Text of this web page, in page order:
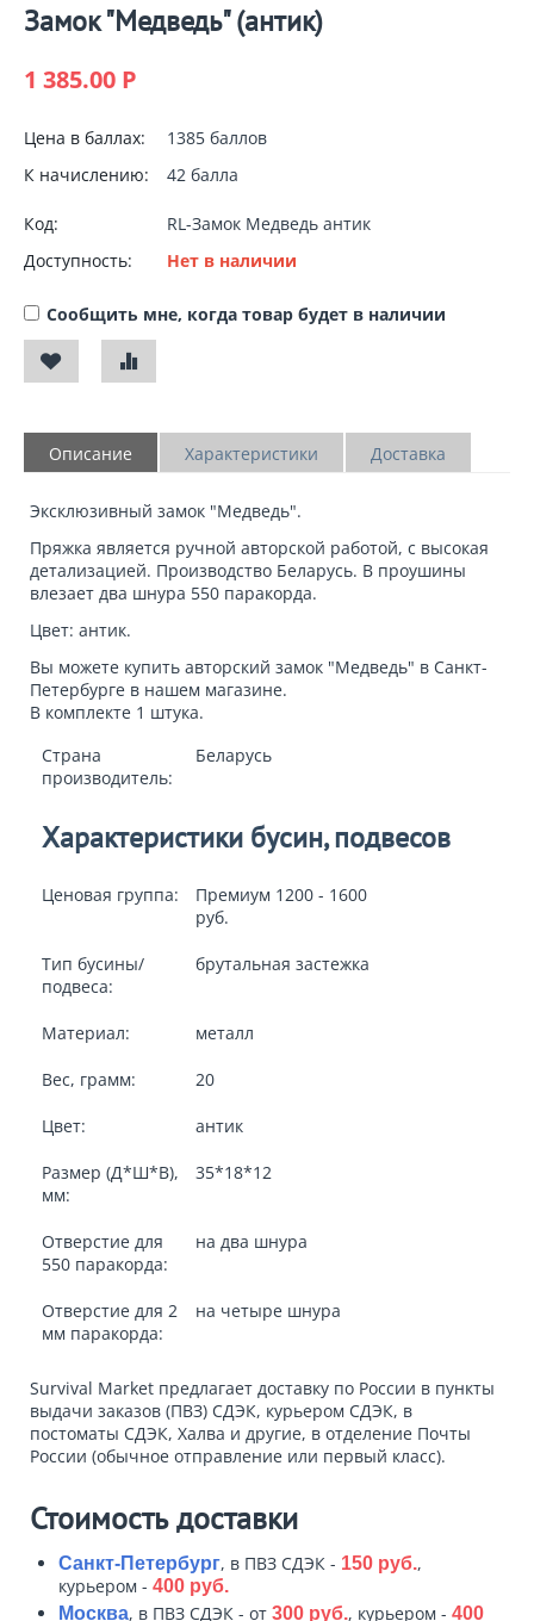
Замок "Медведь" (антик)
1 385.00 Р
Цена в баллах:
1385 баллов
К начислению:
42 балла
Код:
RL-Замок Медведь антик
Доступность:
Нет в наличии
Сообщить мне, когда товар будет в наличии
Описание Характеристики Доставка
Эксклюзивный замок "Медведь".
Пряжка является ручной авторской работой, с высокая
детализацией. Производство Беларусь. В проушины
влезает два шнура 550 паракорда.
Цвет: антик.
Вы можете купить авторский замок "Медведь" в Санкт-
Петербурге в нашем магазине.
В комплекте 1 штука.
Страна
производитель:
Беларусь
Характеристики бусин, подвесов
Ценовая группа:
Премиум 1200 - 1600
руб.
Тип бусины/
подвеса:
брутальная застежка
Материал: металл
Вес, грамм: 20
Цвет: антик
Размер (Д*Ш*В),
мм:
35*18*12
Отверстие для
550 паракорда:
на два шнура
Отверстие для 2
мм паракорда:
на четыре шнура
Survival Market предлагает доставку по России в пункты
выдачи заказов (ПВЗ) СДЭК, курьером СДЭК, в
постоматы СДЭК, Халва и другие, в отделение Почты
России (обычное отправление или первый класс).
Стоимость доставки
Санкт-Петербург, в ПВЗ СДЭК - 150 руб.,
курьером - 400 руб.
Москва, в ПВЗ СДЭК - от 300 руб., курьером - 400